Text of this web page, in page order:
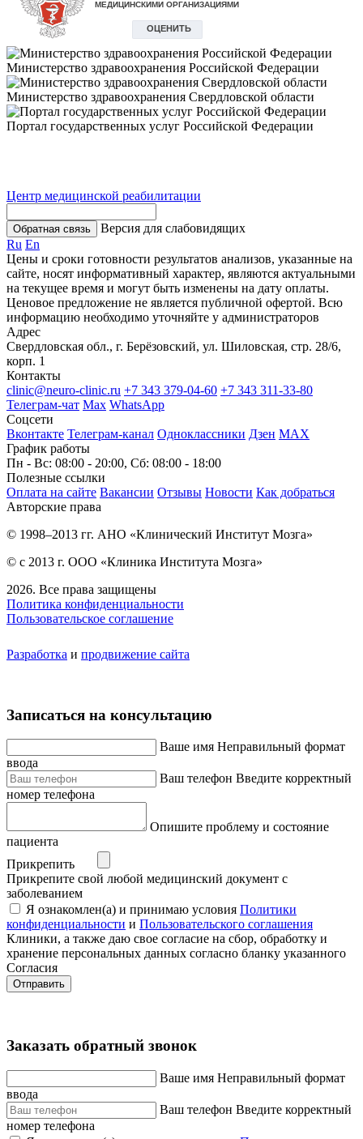
Министерство здравоохранения Российской Федерации
Министерство здравоохранения Свердловской области
Портал государственных услуг Российской Федерации
Центр медицинской реабилитации
Обратная связь
Версия для слабовидящих
Ru En
Цены и сроки готовности результатов анализов, указанные на
сайте, носят информативный характер, являются актуальными
на текущее время и могут быть изменены на дату оплаты.
Ценовое предложение не является публичной офертой. Всю
информацию необходимо уточняйте у администраторов
Адрес
Свердловская обл., г. Берёзовский, ул. Шиловская, стр. 28/6,
корп. 1
Контакты
clinic@neuro-clinic.ru +7 343 379-04-60 +7 343 311-33-80
Телеграм-чат Max WhatsApp
Соцсети
Вконтакте Телеграм-канал Одноклассники Дзен МАХ
График работы
Пн - Вс: 08:00 - 20:00, Сб: 08:00 - 18:00
Полезные ссылки
Оплата на сайте Вакансии Отзывы Новости Как добраться
Авторские права
© 1998–2013 гг. АНО «Клинический Институт Мозга»
© с 2013 г. ООО «Клиника Института Мозга»
2026. Все права защищены
Политика конфиденциальности
Пользовательское соглашение
Разработка и продвижение сайта
Записаться на консультацию
Ваше имя Неправильный формат
ввода
Ваш телефон Введите корректный
номер телефона
Опишите проблему и состояние
пациента
Прикрепить
Прикрепите свой любой медицинский документ с
заболеванием
Я ознакомлен(а) и принимаю условия Политики
конфиденциальности и Пользовательского соглашения
Клиники, а также даю свое согласие на сбор, обработку и
хранение персональных данных согласно бланку указанного
Согласия
Отправить
Заказать обратный звонок
Ваше имя Неправильный формат
ввода
Ваш телефон Введите корректный
номер телефона